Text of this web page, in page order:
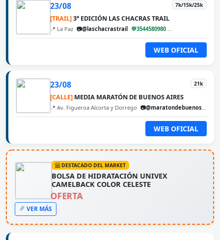
23/08 7k/15k/25k
[TRAIL]3° EDICIÓN LAS CHACRAS TRAIL
📍 La Paz 📷@laschacrastrail 💬3544580980
WEB OFICIAL
23/08 21k
[CALLE] MEDIA MARATÓN DE BUENOS AIRES
📍 Av. Figueroa Alcorta y Dorrego 📷@maratondebuenosaires
WEB OFICIAL
DESTACADO DEL MARKET
BOLSA DE HIDRATACIÓN UNIVEX
CAMELBACK COLOR CELESTE
OFERTA
VER MÁS